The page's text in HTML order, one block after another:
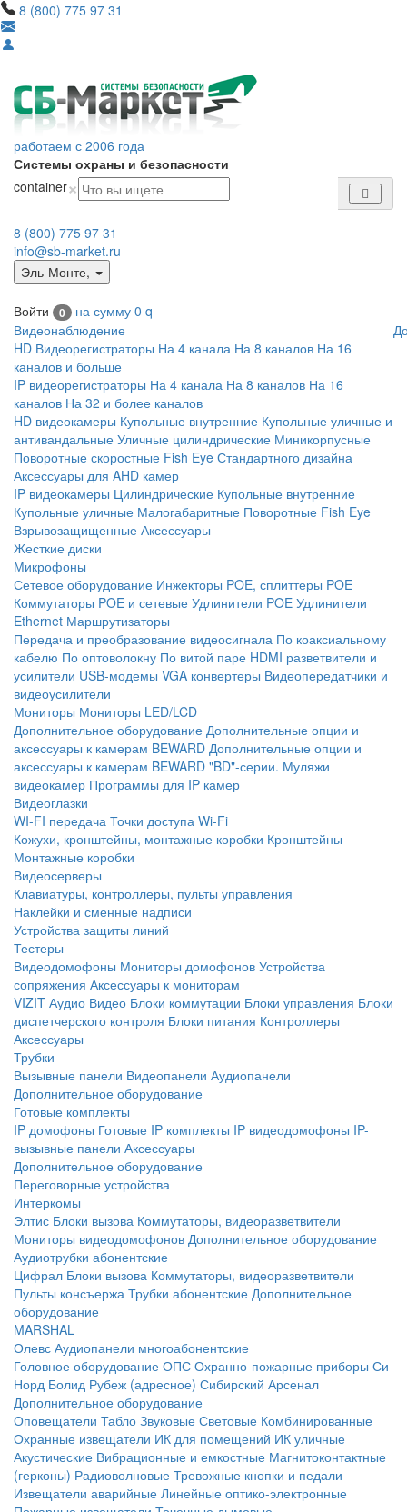
8 (800) 775 97 31
работаем с 2006 года
Системы охраны и безопасности
container×
8 (800) 775 97 31
info@sb-market.ru
Эль-Монте,
Войти 0 на сумму 0 q
Видеонаблюдение
HD Видеорегистраторы На 4 канала На 8 каналов На 16
каналов и больше
IP видеорегистраторы На 4 канала На 8 каналов На 16
каналов На 32 и более каналов
HD видеокамеры Купольные внутренние Купольные уличные и
антивандальные Уличные цилиндрические Миникорпусные
Поворотные скоростные Fish Eye Стандартного дизайна
Аксессуары для AHD камер
IP видеокамеры Цилиндрические Купольные внутренние
Купольные уличные Малогабаритные Поворотные Fish Eye
Взрывозащищенные Аксессуары
Жесткие диски
Микрофоны
Сетевое оборудование Инжекторы POE, сплиттеры POE
Коммутаторы POE и сетевые Удлинители POE Удлинители
Ethernet Маршрутизаторы
Передача и преобразование видеосигнала По коаксиальному
кабелю По оптоволокну По витой паре HDMI разветвители и
усилители USB-модемы VGA конвертеры Видеопередатчики и
видеоусилители
Мониторы Мониторы LED/LCD
Дополнительное оборудование Дополнительные опции и
аксессуары к камерам BEWARD Дополнительные опции и
аксессуары к камерам BEWARD "BD"-серии. Муляжи
видеокамер Программы для IP камер
Видеоглазки
WI-FI передача Точки доступа Wi-Fi
Кожухи, кронштейны, монтажные коробки Кронштейны
Монтажные коробки
Видеосерверы
Клавиатуры, контроллеры, пульты управления
Наклейки и сменные надписи
Устройства защиты линий
Тестеры
Видеодомофоны Мониторы домофонов Устройства
сопряжения Аксессуары к мониторам
VIZIT Аудио Видео Блоки коммутации Блоки управления Блоки
диспетчерского контроля Блоки питания Контроллеры
Аксессуары
Трубки
Вызывные панели Видеопанели Аудиопанели
Дополнительное оборудование
Готовые комплекты
IP домофоны Готовые IP комплекты IP видеодомофоны IP-
вызывные панели Аксессуары
Дополнительное оборудование
Переговорные устройства
Интеркомы
Элтис Блоки вызова Коммутаторы, видеоразветвители
Мониторы видеодомофонов Дополнительное оборудование
Аудиотрубки абонентские
Цифрал Блоки вызова Коммутаторы, видеоразветвители
Пульты консъержа Трубки абонентские Дополнительное
оборудование
MARSHAL
Олевс Аудиопанели многоабонентские
Головное оборудование ОПС Охранно-пожарные приборы Си-
Норд Болид Рубеж (адресное) Сибирский Арсенал
Дополнительное оборудование
Оповещатели Табло Звуковые Световые Комбинированные
Охранные извещатели ИК для помещений ИК уличные
Акустические Вибрационные и емкостные Магнитоконтактные
(герконы) Радиоволновые Тревожные кнопки и педали
Извещатели аварийные Линейные оптико-электронные